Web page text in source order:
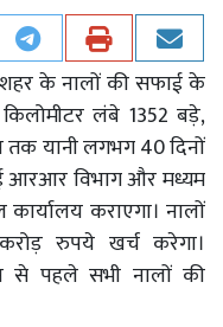
के नालों की सफाई के
लंबे 1352 बड़े,
यानी लगभग 40 दिनों
आरआर विभाग और मध्यम
कराएगा। नालों
रुपये खर्च करेगा।
से पहले सभी नालों की